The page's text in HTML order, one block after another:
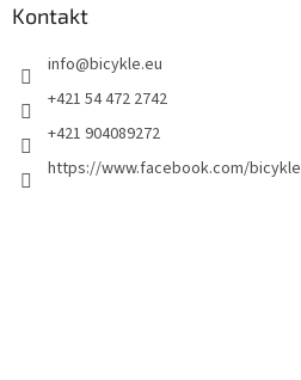
Kontakt
info@bicykle.eu
+421 54 472 2742
+421 904089272
https://www.facebook.com/bicykle